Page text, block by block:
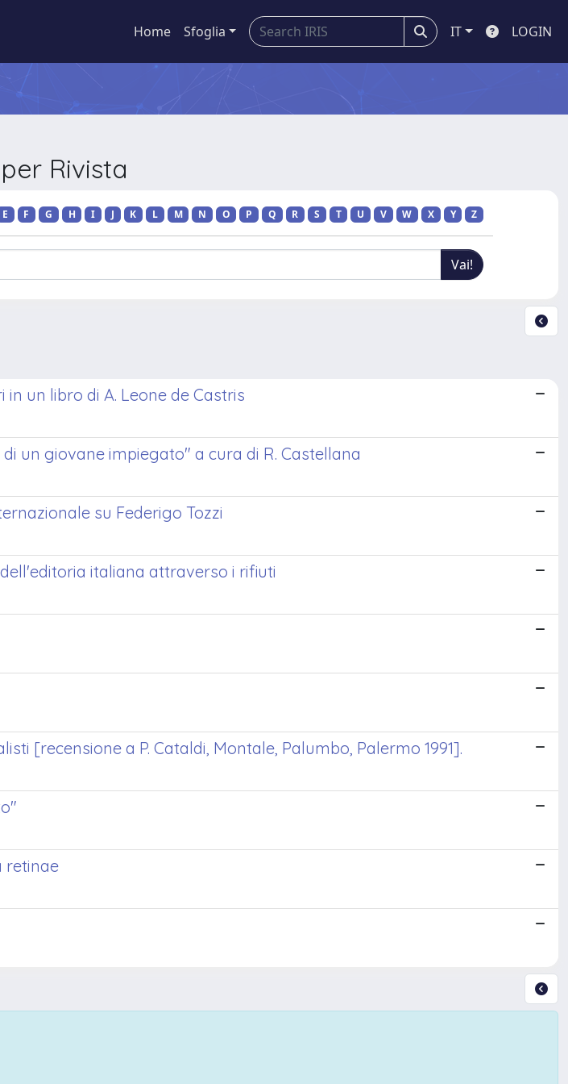
Home Sfoglia IT LOGIN
Rivista
E F G H I J K L M N O P Q R S T U V W X Y Z
un libro di A. Leone de Castris
di un giovane impiegato" a cura di R. Castellana
su Federigo Tozzi
italiana attraverso i rifiuti
[recensione a P. Cataldi, Montale, Palumbo, Palermo 1991].
retinae